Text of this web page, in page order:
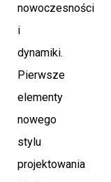
nowoczesności
i
dynamiki.
Pierwsze
elementy
nowego
stylu
projektowania